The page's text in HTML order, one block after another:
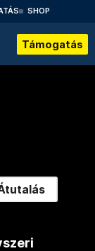
SHOP
Támogatás